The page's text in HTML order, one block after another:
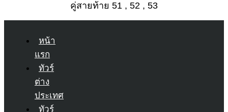
คู่สายท้าย 51 , 52 , 53
หน้า
แรก
ทัวร์
ต่าง
ประเทศ
ทัวร์